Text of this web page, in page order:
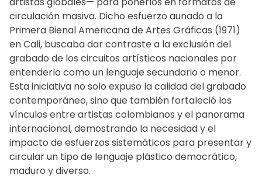
circulación masiva. Dicho esfuerzo aunado a la
Primera Bienal Americana de Artes Gráficas (1971)
en Cali, buscaba dar contraste a la exclusión del
grabado de los circuitos artísticos nacionales por
entenderlo como un lenguaje secundario o menor.
Esta iniciativa no solo expuso la calidad del grabado
contemporáneo, sino que también fortaleció los
vínculos entre artistas colombianos y el panorama
internacional, demostrando la necesidad y el
impacto de esfuerzos sistemáticos para presentar y
circular un tipo de lenguaje plástico democrático,
maduro y diverso.